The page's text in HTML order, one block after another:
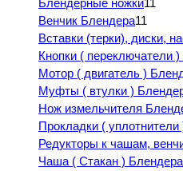
Блендерные ножки11
Венчик Блендера11
Вставки (терки), диски,
Кнопки ( переключатели
Мотор ( двигатель )
Муфты ( втулки )
Нож измельчителя
Прокладки (
Редукторы к чашам,
Чаша ( Стакан ) Блендера